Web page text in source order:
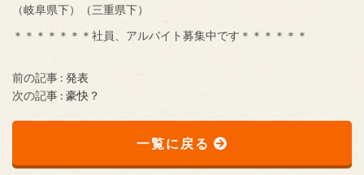
（岐阜県下）（三重県下）
＊＊＊＊＊＊＊社員、アルバイト募集中です＊＊＊＊＊＊
前の記事 : 発表
次の記事 : 豪快？
一覧に戻る